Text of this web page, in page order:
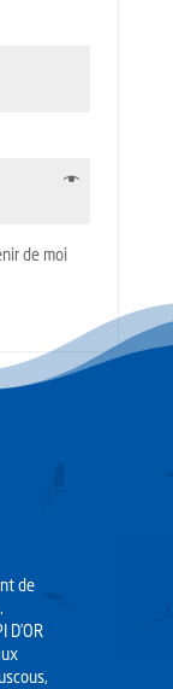
de moi
de
D’OR